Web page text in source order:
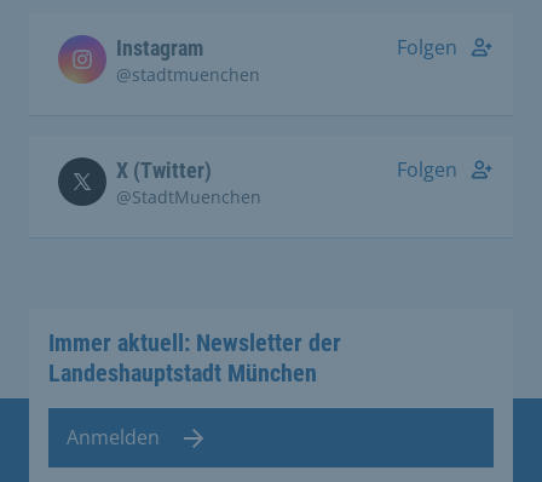
Instagram
@stadtmuenchen
Folgen
X (Twitter)
@StadtMuenchen
Folgen
Immer aktuell: Newsletter der
Landeshauptstadt München
Anmelden